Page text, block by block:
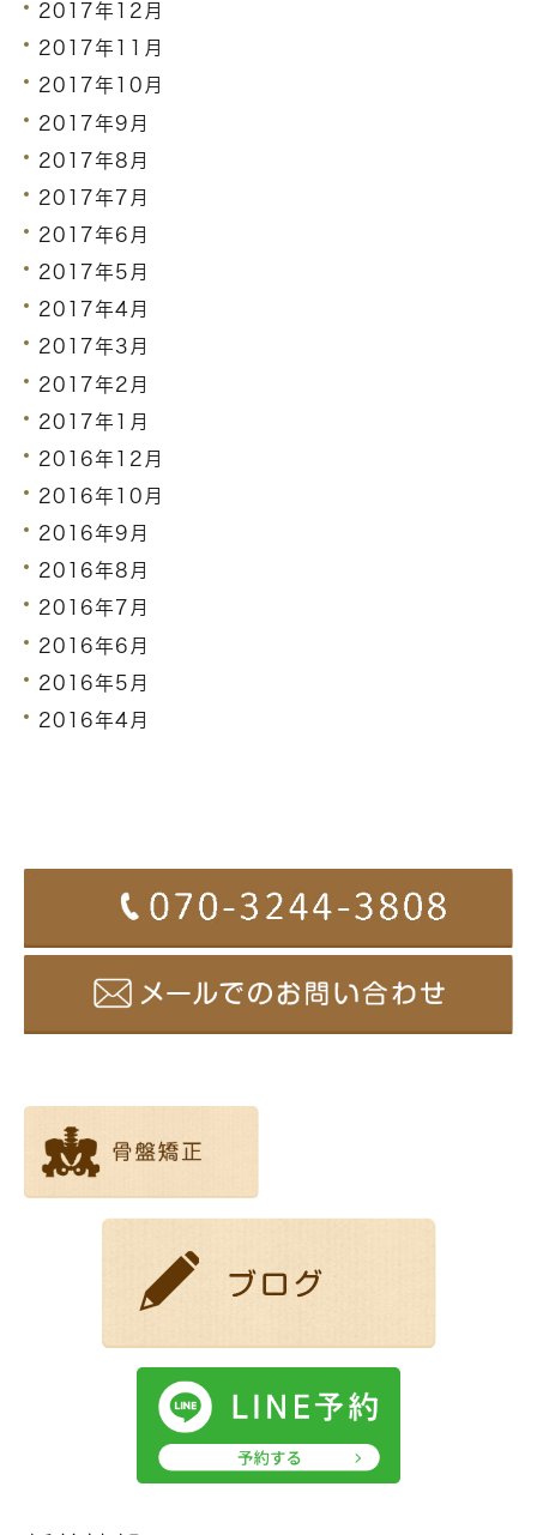
2017年12月
2017年11月
2017年10月
2017年9月
2017年8月
2017年7月
2017年6月
2017年5月
2017年4月
2017年3月
2017年2月
2017年1月
2016年12月
2016年10月
2016年9月
2016年8月
2016年7月
2016年6月
2016年5月
2016年4月